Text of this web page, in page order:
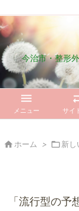
今治市・整形

メニュー サイ
 ホーム > 新し
「流行型の